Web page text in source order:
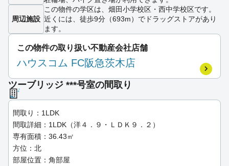
周辺施設
この物件の学区は、畑田小学校区・西中学校区です。
近くには、徒歩9分（693m）でドラッグストアがあり
ます。
この物件の取り扱い不動産会社店舗
ハウスコム FC阪急茨木店
ツーブリッジ ***号室の間取り
間取り：1LDK
間取詳細：1LDK（洋４．９・ＬＤＫ９．２）
専有面積：36.43㎡
方位：北
部屋位置：角部屋